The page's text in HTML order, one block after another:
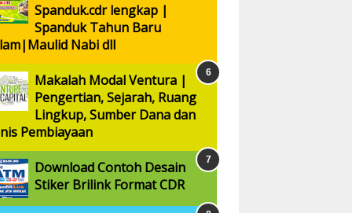
Spanduk.cdr lengkap |
Spanduk Tahun Baru
Nabi dll
Makalah Modal Ventura |
Pengertian, Sejarah, Ruang
Lingkup, Sumber Dana dan
Pembiayaan
Download Contoh Desain
Stiker Brilink Format CDR